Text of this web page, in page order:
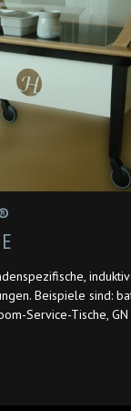
Beispiele sind:
Service-Tische,